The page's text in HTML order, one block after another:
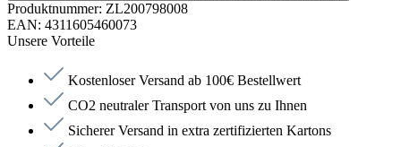
Produktnummer: ZL200798008
EAN: 4311605460073
Unsere Vorteile
Kostenloser Versand ab 100€ Bestellwert
CO2 neutraler Transport von uns zu Ihnen
Sicherer Versand in extra zertifizierten Kartons